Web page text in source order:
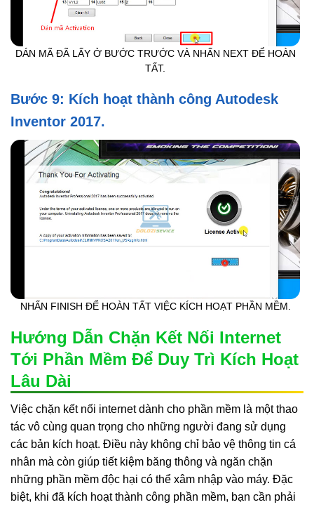
DÁN MÃ ĐÃ LẤY Ở BƯỚC TRƯỚC VÀ NHẤN NEXT ĐỂ HOÀN
TẤT.
Bước 9: Kích hoạt thành công Autodesk
Inventor 2017.
NHẤN FINISH ĐỂ HOÀN TẤT VIỆC KÍCH HOẠT PHẦN MỀM.
Hướng Dẫn Chặn Kết Nối Internet
Tới Phần Mềm Để Duy Trì Kích Hoạt
Lâu Dài
Việc chặn kết nối internet dành cho phần mềm là một thao
tác vô cùng quan trọng cho những người đang sử dụng
các bản kích hoạt. Điều này không chỉ bảo vệ thông tin cá
nhân mà còn giúp tiết kiệm băng thông và ngăn chặn
những phần mềm độc hại có thể xâm nhập vào máy. Đặc
biệt, khi đã kích hoạt thành công phần mềm, bạn cần phải